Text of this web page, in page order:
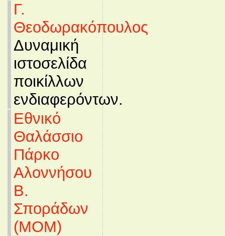
Γ.
Θεοδωρακόπουλος
Δυναμική
ιστοσελίδα
ποικίλλων
ενδιαφερόντων.
Εθνικό
Θαλάσσιο
Πάρκο
Αλοννήσου
Β.
Σποράδων
(MOM)